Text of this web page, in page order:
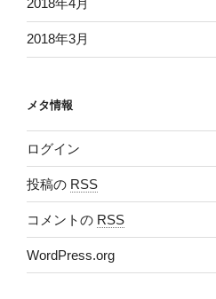
2018年4月
2018年3月
メタ情報
ログイン
投稿の RSS
コメントの RSS
WordPress.org